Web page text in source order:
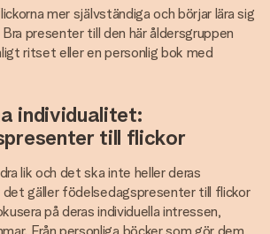
mer självständiga och börjar lära sig
presenter till den här åldersgruppen
ritset eller en personlig bok med
individualitet:
till flickor
lik och det ska inte heller deras
det gäller födelsedagspresenter till flickor
på deras individuella intressen,